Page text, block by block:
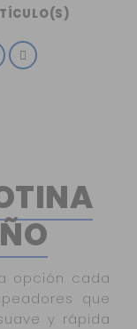
opción cada
que
y rápida